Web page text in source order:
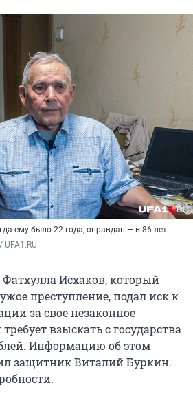
ему было 22 года, оправдан — в 86 лет
Исхаков, который
преступление, подал иск к
за свое незаконное
взыскать с государства
Информацию об этом
защитник Виталий Буркин.